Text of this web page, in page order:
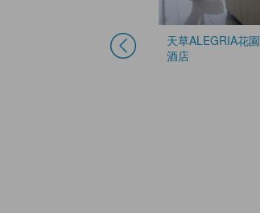
天草ALEGRIA花園
酒店
很好
得分自45篇評價